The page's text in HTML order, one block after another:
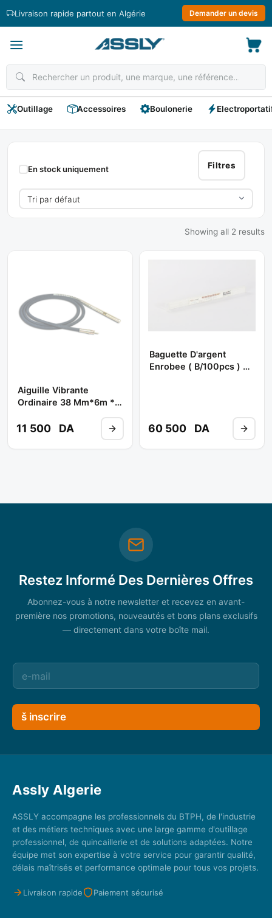
Livraison rapide partout en Algérie Demander un devis
Outillage Accessoires Boulonerie
SKORPIO
Filtres
En stock uniquement
Showing all 2 results
Aiguille Vibrante
Ordinaire 38 Mm*6m **
11 500 DA
Baguette D'argent
Enrobee ( B/100pcs ) **
60 500 DA
Restez Informé Des Dernières Offres
Abonnez-vous à notre newsletter et recevez en avant-
première nos promotions, nouveautés et bons plans exclusifs
— directement dans votre boîte mail.
š inscrire
Assly Algerie
ASSLY accompagne les professionnels du BTPH, de l'industrie
et des métiers techniques avec une large gamme d'outillage
professionnel, de quincaillerie et de solutions adaptées. Notre
équipe met son expertise à votre service pour garantir qualité,
délais maîtrisés et performance optimale pour tous vos projets.
Livraison rapide Paiement sécurisé